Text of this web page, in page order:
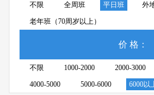
不限 全周班 平日班
外
老年班（70周岁以上）
价 格：
不限 1000-2000 2000-3000
4000-5000
5000-6000 6000以